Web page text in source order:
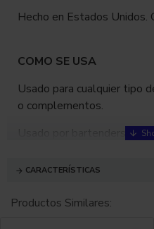
Hecho en Estados Unidos.
COMO SE USA
Usado para cualquier tipo
o complementos.
Usado por bartenders
Para Aceites y Vinagre.
CARACTERÍSTICAS
Productos Similares: